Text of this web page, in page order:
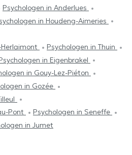
Psychologen in Anderlues
in Houdeng-Aimeries
Psychologen in Thuin
in Eigenbrakel
in Gouy-Lez-Piéton
in Gozée
Pont
Psychologen in Seneffe
in Jumet